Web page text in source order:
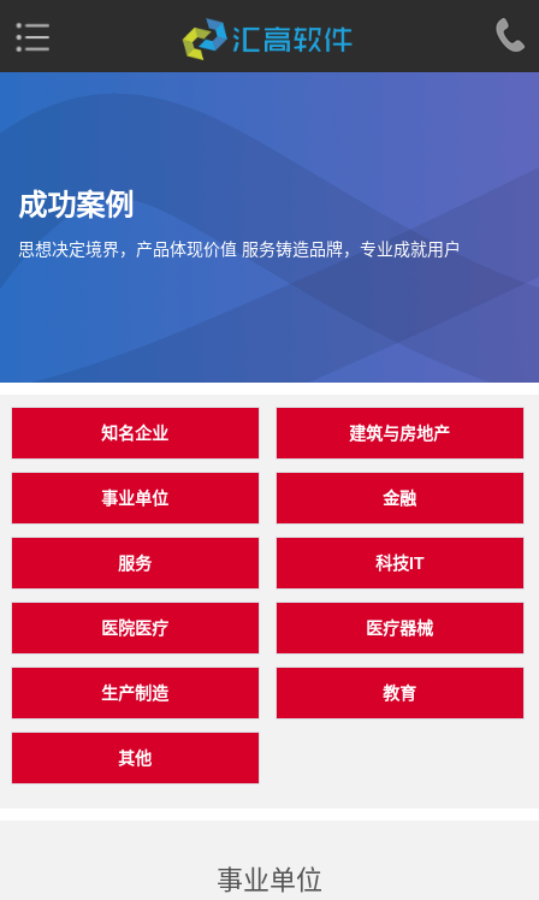
成功案例
思想决定境界，产品体现价值 服务铸造品牌，专业成就用户
知名企业 建筑与房地产
事业单位 金融
服务 科技IT
医院医疗 医疗器械
生产制造 教育
其他
事业单位